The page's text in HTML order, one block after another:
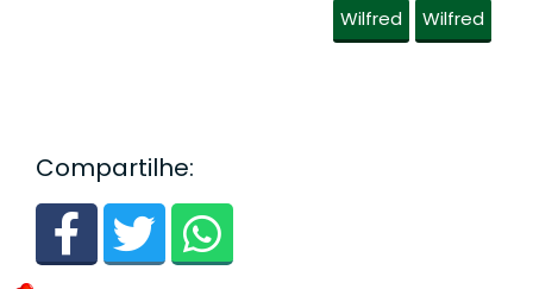
Wilfred Wilfred
Compartilhe: